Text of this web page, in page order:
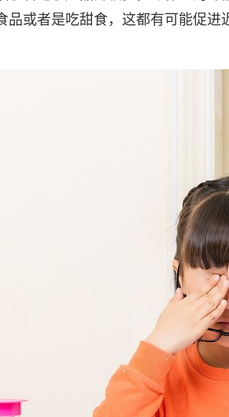
品或者是吃甜食，这都有可能促进